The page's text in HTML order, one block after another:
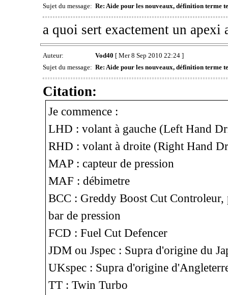
Sujet du message: Re: Aide pour les nouveaux, définition terme
a quoi sert exactement un apexi
Auteur: Vod40 [ Mer 8 Sep 2010 22:24 ]
Sujet du message: Re: Aide pour les nouveaux, définition terme
Citation:
Je commence :
LHD : volant à gauche (Left Hand
RHD : volant à droite (Right Hand
MAP : capteur de pression
MAF : débimetre
BCC : Greddy Boost Cut Controleur,
bar de pression
FCD : Fuel Cut Defencer
JDM ou Jspec : Supra d'origine du
UKspec : Supra d'origine
TT : Twin Turbo